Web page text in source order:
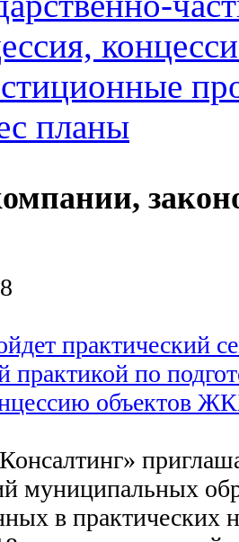
планы
практический
практикой по
объектов
муниципальных
в практических